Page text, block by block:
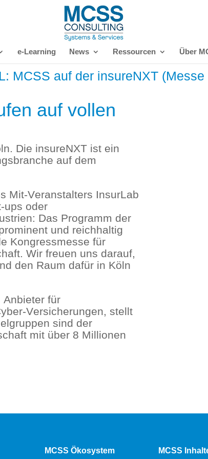
e-Learning News Ressourcen Über
MCSS auf der insureNXT (Messe
auf vollen
Die insureNXT ist ein
auf dem
Mit-Veranstalters InsurLab
ups oder
Das Programm der
und reichhaltig
Kongressmesse für
Wir freuen uns darauf,
den Raum dafür in Köln
Anbieter für
Versicherungen, stellt
sind der
mit über 8 Millionen
MCSS Ökosystem MCSS